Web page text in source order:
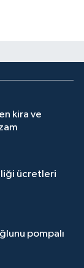
kira ve
ücretleri
pompalı